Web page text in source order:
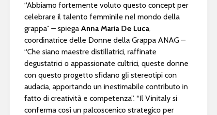
“Abbiamo fortemente voluto questo concept per
celebrare il talento femminile nel mondo della
grappa” – spiega Anna Maria De Luca,
coordinatrice delle Donne della Grappa ANAG –
“Che siano maestre distillatrici, raffinate
degustatrici o appassionate cultrici, queste donne
con questo progetto sfidano gli stereotipi con
audacia, apportando un inestimabile contributo in
fatto di creatività e competenza”. “Il Vinitaly si
conferma così un palcoscenico strategico per